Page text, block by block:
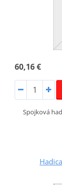
60,16 €
Spojková